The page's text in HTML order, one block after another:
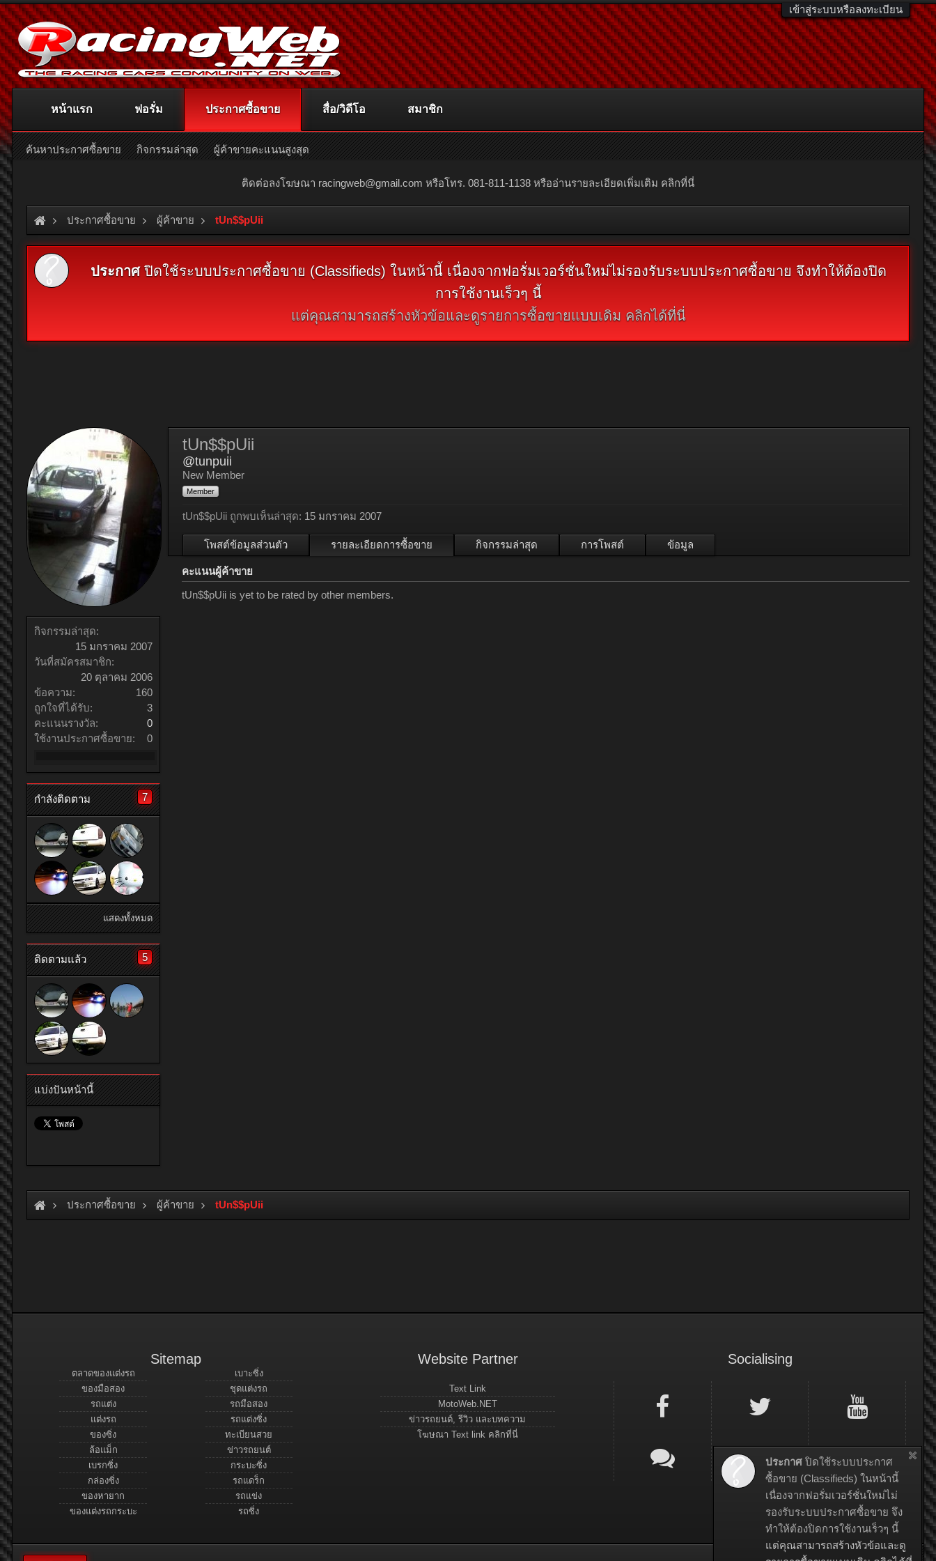
เข้าสู่ระบบหรือลงทะเบียน
ติดต่อลงโฆษณา racingweb@gmail.com หรือโทร. 081-811-1138 หรืออ่านรายละเอียดเพิ่มเติม คลิกที่นี่
ประกาศซื้อขาย ผู้ค้าขาย tUn$$pUii
ประกาศปิดใช้ระบบประกาศซื้อขาย (Classifieds) ในหน้านี้ เนื่องจากฟอรั่มเวอร์ชั่นใหม่ไม่รองรับระบบประกาศซื้อขาย จึงทำให้ต้องปิด
การใช้งานเร็วๆ นี้
แต่คุณสามารถสร้างหัวข้อและดูรายการซื้อขายแบบเดิม คลิกได้ที่นี่
ประกาศ ปิดใช้ระบบประกาศ
ซื้อขาย (Classifieds) ในหน้านี้
เนื่องจากฟอรั่มเวอร์ชั่นใหม่ไม่
รองรับระบบประกาศซื้อขาย จึง
ทำให้ต้องปิดการใช้งานเร็วๆ นี้
แต่คุณสามารถสร้างหัวข้อและดู
กิจกรรมล่าสุด:
15 มกราคม 2007
วันที่สมัครสมาชิก:
20 ตุลาคม 2006
ข้อความ:
160
ถูกใจที่ได้รับ:
3
คะแนนรางวัล:
0
ใช้งานประกาศซื้อขาย:
0
กำลังติดตาม 7
แสดงทั้งหมด
ติดตามแล้ว 5
แบ่งปันหน้านี้
tUn$$pUii
@tunpuii
New Member
Member
tUn$$pUii ถูกพบเห็นล่าสุด: 15 มกราคม 2007
โพสต์ข้อมูลส่วนตัว รายละเอียดการซื้อขาย กิจกรรมล่าสุด การโพสต์ ข้อมูล
คะแนนผู้ค้าขาย
tUn$$pUii is yet to be rated by other members.
ประกาศซื้อขาย ผู้ค้าขาย tUn$$pUii
หน้าแรก ฟอรั่ม ประกาศซื้อขาย
ค้นหาประกาศซื้อขาย กิจกรรมล่าสุด ผู้ค้าขายคะแนนสูงสุด
สื่อ/วิดีโอ สมาชิก
Sitemap
ตลาดของแต่งรถ
ของมือสอง
รถแต่ง
แต่งรถ
ของซิ่ง
ล้อแม็ก
เบรกซิ่ง
กล่องซิ่ง
ของหายาก
ของแต่งรถกระบะ
เบาะซิ่ง
ชุดแต่งรถ
รถมือสอง
รถแต่งซิ่ง
ทะเบียนสวย
ข่าวรถยนต์
กระบะซิ่ง
รถแดร็ก
รถแข่ง
รถซิ่ง
Website Partner
Text Link
MotoWeb.NET
ข่าวรถยนต์, รีวิว และบทความ
โฆษณา Text link คลิกที่นี่
Socialising